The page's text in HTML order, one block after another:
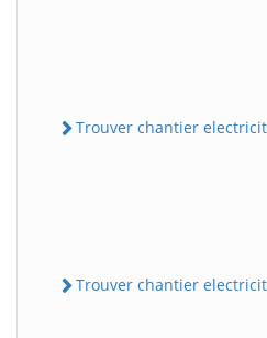
Trouver chantier
Trouver chantier